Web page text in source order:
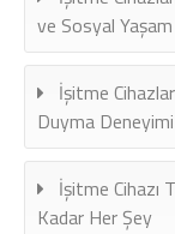
ve Sosyal Yaşam
İşitme
Duyma Deneyimi
İşitme Cihazı
Kadar Her Şey